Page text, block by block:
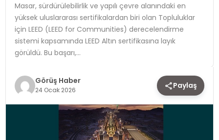
YAŞAM
Masar, sürdürülebilirlik ve yapılı çevre alanındaki en
yüksek uluslararası sertifikalardan biri olan Topluluklar
için LEED (LEED for Communities) derecelendirme
sistemi kapsamında LEED Altın sertifikasına layık
görüldü. Bu başarı,…
Görüş Haber
24 Ocak 2026 Paylaş